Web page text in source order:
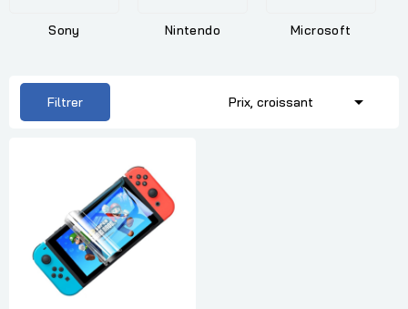
Sony Nintendo Microsoft
Filtrer Prix, croissant 